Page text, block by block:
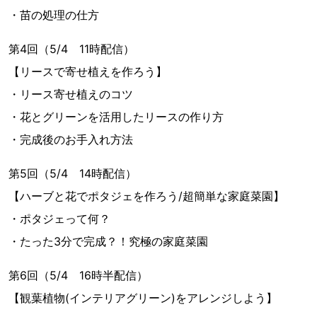
・苗の処理の仕方
第4回（5/4 11時配信）
【リースで寄せ植えを作ろう】
・リース寄せ植えのコツ
・花とグリーンを活用したリースの作り方
・完成後のお手入れ方法
第5回（5/4 14時配信）
【ハーブと花でポタジェを作ろう/超簡単な家庭菜園】
・ポタジェって何？
・たった3分で完成？！究極の家庭菜園
第6回（5/4 16時半配信）
【観葉植物(インテリアグリーン)をアレンジしよう】